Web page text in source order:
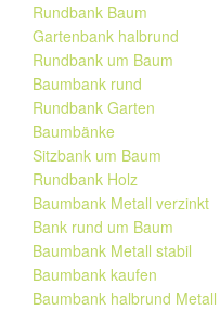
Rundbank Baum
Gartenbank halbrund
Rundbank um Baum
Baumbank rund
Rundbank Garten
Baumbänke
Sitzbank um Baum
Rundbank Holz
Baumbank Metall verzinkt
Bank rund um Baum
Baumbank Metall stabil
Baumbank kaufen
Baumbank halbrund Metall